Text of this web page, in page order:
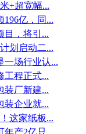
+超宽幅...
亿，同...
目，将引...
划启动二...
一场行业认...
工程正式...
装厂新建...
装企业就...
这家纸板...